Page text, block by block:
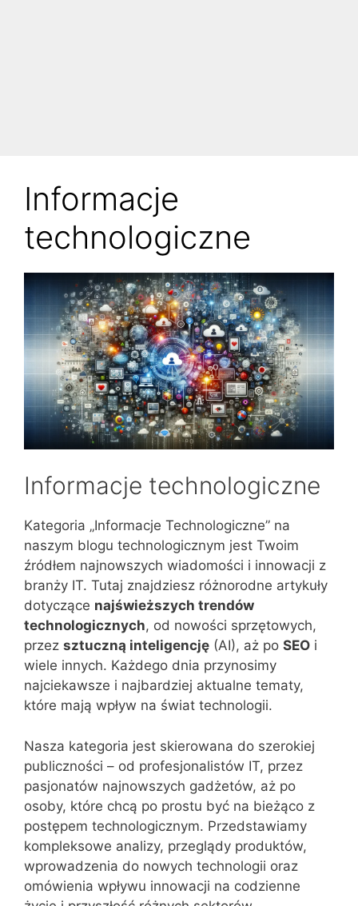
Informacje
technologiczne
Informacje technologiczne
Kategoria „Informacje Technologiczne” na
naszym blogu technologicznym jest Twoim
źródłem najnowszych wiadomości i innowacji z
branży IT. Tutaj znajdziesz różnorodne artykuły
dotyczące najświeższych trendów
technologicznych, od nowości sprzętowych,
przez sztuczną inteligencję (AI), aż po SEO i
wiele innych. Każdego dnia przynosimy
najciekawsze i najbardziej aktualne tematy,
które mają wpływ na świat technologii.
Nasza kategoria jest skierowana do szerokiej
publiczności – od profesjonalistów IT, przez
pasjonatów najnowszych gadżetów, aż po
osoby, które chcą po prostu być na bieżąco z
postępem technologicznym. Przedstawiamy
kompleksowe analizy, przeglądy produktów,
wprowadzenia do nowych technologii oraz
omówienia wpływu innowacji na codzienne